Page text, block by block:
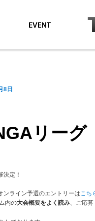
リー
8日
決定！
ライン予選のエントリーはこち
内の大会概要をよく読み、ご応募